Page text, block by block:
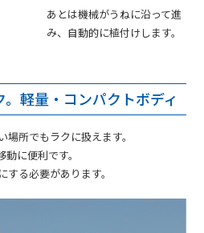
あとは機械がうねに沿って進
み、自動的に植付けします。
軽量・コンパクトボディ
所でもラクに扱えます。
に便利です。
る必要があります。